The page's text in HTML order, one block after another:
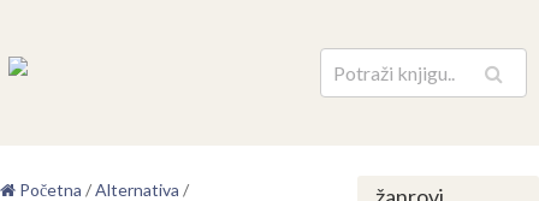
Pretraga
Početna /Alternativa /